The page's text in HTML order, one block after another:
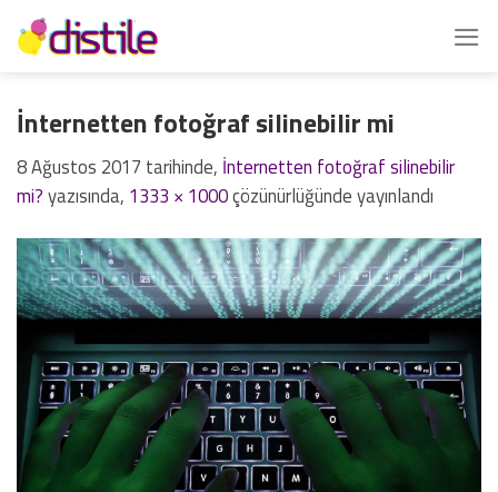
İçeriğe
atla
İnternetten fotoğraf silinebilir mi
8 Ağustos 2017 tarihinde, İnternetten fotoğraf silinebilir
mi?yazısında, 1333 × 1000çözünürlüğünde yayınlandı